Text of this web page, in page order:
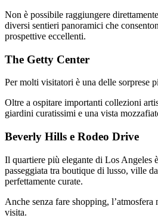
Non è possibile raggiungere
diversi sentieri panoramici che
prospettive eccellenti.
The Getty Center
Per molti visitatori è una delle sorprese
Oltre a ospitare importanti collezioni
giardini curatissimi e una vista
Beverly Hills e Rodeo Drive
Il quartiere più elegante di Los Angeles
passeggiata tra boutique di lusso, ville
perfettamente curate.
Anche senza fare shopping, l’atmosfera
visita.